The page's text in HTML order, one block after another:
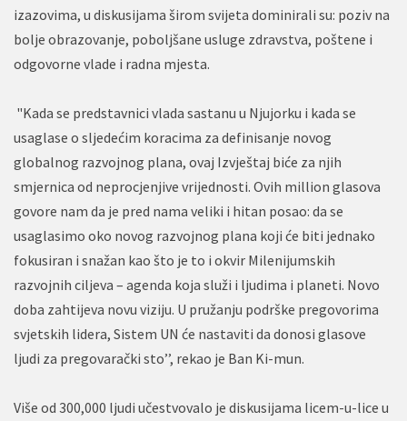
izazovima, u diskusijama širom svijeta dominirali su: poziv na
bolje obrazovanje, poboljšane usluge zdravstva, poštene i
odgovorne vlade i radna mjesta.
"Kada se predstavnici vlada sastanu u Njujorku i kada se
usaglase o sljedećim koracima za definisanje novog
globalnog razvojnog plana, ovaj Izvještaj biće za njih
smjernica od neprocjenjive vrijednosti. Ovih million glasova
govore nam da je pred nama veliki i hitan posao: da se
usaglasimo oko novog razvojnog plana koji će biti jednako
fokusiran i snažan kao što je to i okvir Milenijumskih
razvojnih ciljeva – agenda koja služi i ljudima i planeti. Novo
doba zahtijeva novu viziju. U pružanju podrške pregovorima
svjetskih lidera, Sistem UN će nastaviti da donosi glasove
ljudi za pregovarački sto’’, rekao je Ban Ki-mun.
Više od 300,000 ljudi učestvovalo je diskusijama licem-u-lice u